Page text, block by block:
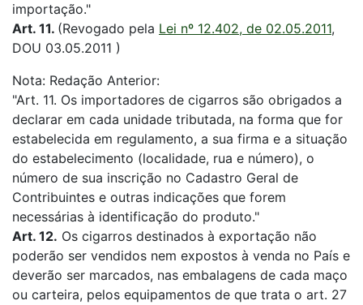
importação."
Art. 11. (Revogado pela Lei nº 12.402, de 02.05.2011,
DOU 03.05.2011 )
Nota: Redação Anterior:
"Art. 11. Os importadores de cigarros são obrigados a
declarar em cada unidade tributada, na forma que for
estabelecida em regulamento, a sua firma e a situação
do estabelecimento (localidade, rua e número), o
número de sua inscrição no Cadastro Geral de
Contribuintes e outras indicações que forem
necessárias à identificação do produto."
Art. 12. Os cigarros destinados à exportação não
poderão ser vendidos nem expostos à venda no País e
deverão ser marcados, nas embalagens de cada maço
ou carteira, pelos equipamentos de que trata o art. 27